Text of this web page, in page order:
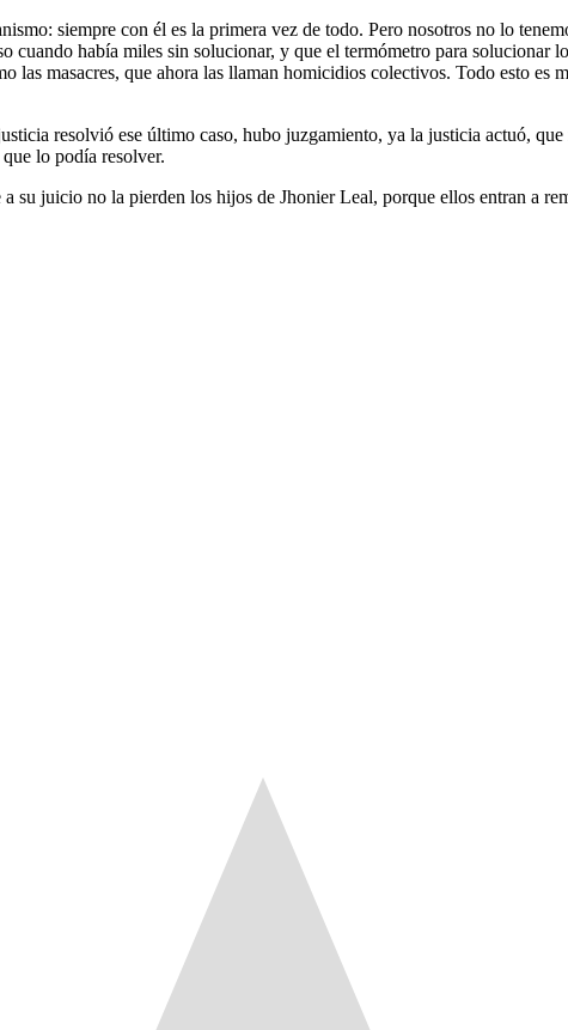
siempre con él es la primera vez de todo. Pero nosotros no lo
cuando había miles sin solucionar, y que el termómetro para solucionar
las masacres, que ahora las llaman homicidios colectivos. Todo esto
resolvió ese último caso, hubo juzgamiento, ya la justicia actuó,
lo podía resolver.
su juicio no la pierden los hijos de Jhonier Leal, porque ellos entran a